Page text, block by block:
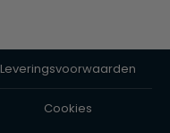
Leveringsvoorwaarden
Cookies